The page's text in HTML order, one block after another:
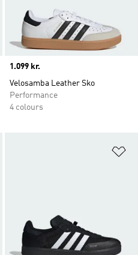
Price
1.099 kr.
Velosamba Leather Sko
Performance
4 colours